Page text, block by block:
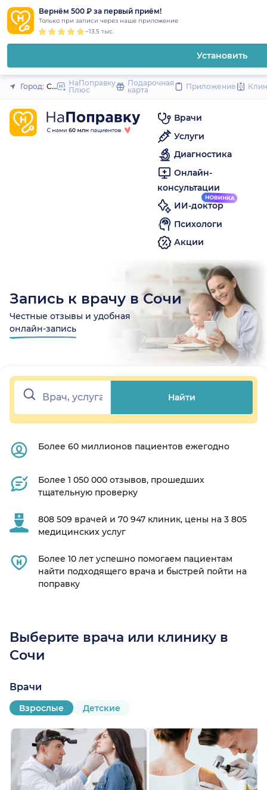
Вернём 500 ₽ за первый приём!
Только при записи через наше приложение
~13.5 тыс.
Установить
Закрыть
Город: Сочи НаПоправку
Плюс
Подарочная
карта
Приложение
Врачи
Услуги
Диагностика
Онлайн-
консультации
ИИ-доктор
Психологи
Акции
Запись к врачу в Сочи
Честные отзывы и удобная
онлайн-запись
Найти
Более 60 миллионов пациентов ежегодно
Более 1 050 000 отзывов, прошедших
тщательную проверку
808 509 врачей и 70 947 клиник, цены на 3 805
медицинских услуг
Более 10 лет успешно помогаем пациентам
найти подходящего врача и быстрей пойти на
поправку
Выберите врача или клинику в
Сочи
Врачи
Взрослые Детские